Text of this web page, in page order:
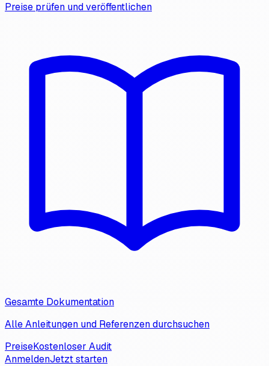
Preise prüfen und veröffentlichen
Gesamte Dokumentation
Alle Anleitungen und Referenzen durchsuchen
PreiseKostenloser Audit
AnmeldenJetzt starten